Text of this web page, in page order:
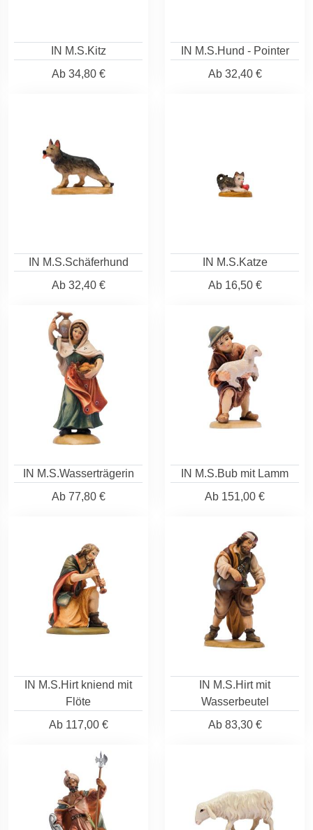
IN M.S.Kitz
Ab34,80 €
IN M.S.Hund - Pointer
Ab32,40 €
IN M.S.Schäferhund
Ab32,40 €
IN M.S.Katze
Ab16,50 €
IN M.S.Wasserträgerin
Ab77,80 €
IN M.S.Bub mit Lamm
Ab 151,00 €
IN M.S.Hirt kniend mit
Flöte
Ab117,00 €
IN M.S.Hirt mit
Wasserbeutel
Ab83,30 €